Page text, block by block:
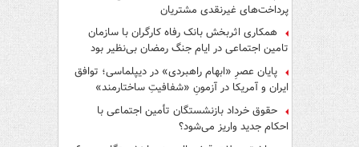
پرداخت‌های غیرنقدی مشتریان
همکاری اثربخش بانک رفاه کارگران با سازمان
تامین اجتماعی در ایام جنگ رمضان بی‌نظیر بود
پایان عصرِ «ابهام راهبردی» در دیپلماسی؛ توافق
ایران و آمریکا در آزمونِ «شفافیتِ ساختارمند»
حقوق خرداد بازنشستگان تأمین اجتماعی با
احکام جدید واریز می‌شود؟